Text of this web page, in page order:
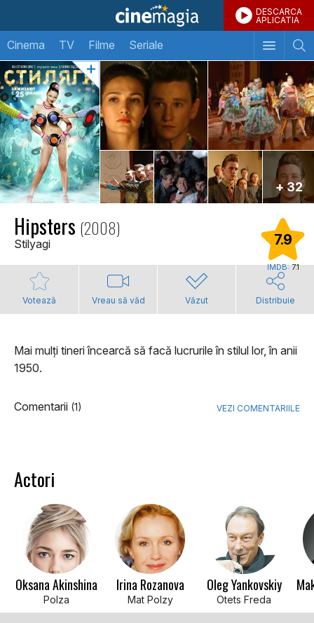
DESCARCA
APLICATIA
Cinema TV Filme Seriale
+ 32
Hipsters (2008)
Stilyagi 7.9
IMDB:7.1
Votează Vreau să văd Văzut Distribuie
Mai mulţi tineri încearcă să facă lucrurile în stilul lor, în anii
1950.
Comentarii (1) VEZI COMENTARIILE
Actori
Oksana Akinshina
Polza
Irina Rozanova
Mat Polzy
Oleg Yankovskiy
Otets Freda